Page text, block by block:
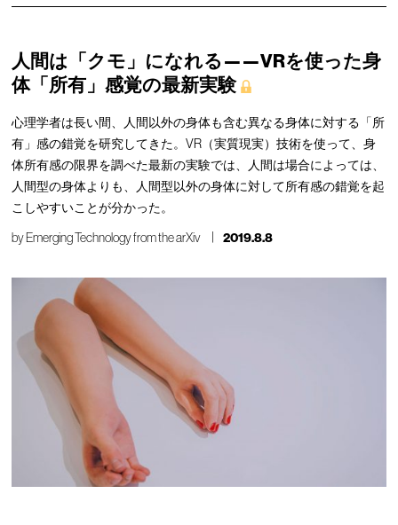
人間は「クモ」になれる——VRを使った身
体「所有」感覚の最新実験
心理学者は長い間、人間以外の身体も含む異なる身体に対する「所
有」感の錯覚を研究してきた。VR（実質現実）技術を使って、身
体所有感の限界を調べた最新の実験では、人間は場合によっては、
人間型の身体よりも、人間型以外の身体に対して所有感の錯覚を起
こしやすいことが分かった。
byEmerging Technology from the arXiv 2019.8.8